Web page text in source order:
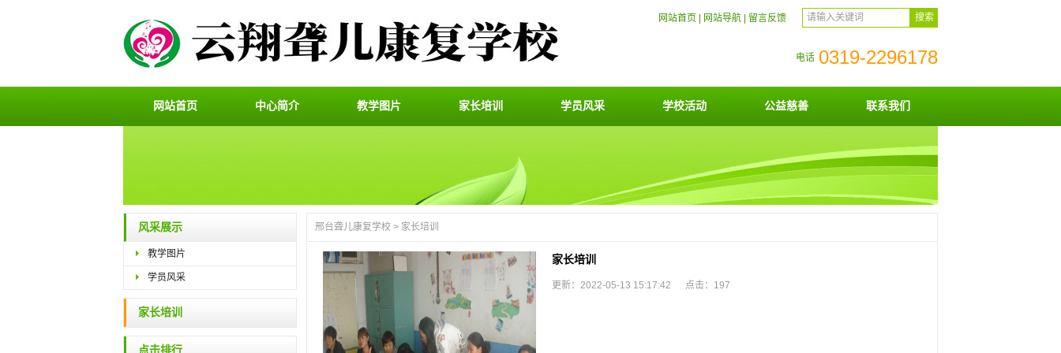
网站首页 网站导航 留言反馈
电话 0319-2296178
网站首页 中心简介 教学图片 家长培训 学员风采 学校活动 公益慈善 联系我们
风采展示
教学图片
学员风采
家长培训
点击排行
邢台聋儿康复学校 > 家长培训
家长培训
更新：2022-05-13 15:17:42 点击： 197